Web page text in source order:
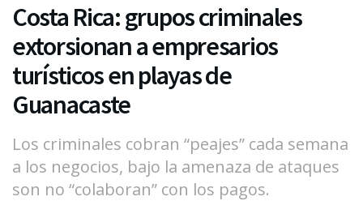
Costa Rica: grupos criminales
extorsionan a empresarios
turísticos en playas de
Guanacaste
Los criminales cobran “peajes” cada semana
a los negocios, bajo la amenaza de ataques
son no “colaboran” con los pagos.